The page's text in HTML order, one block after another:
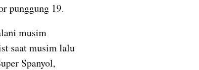
punggung 19.
musim
saat musim lalu
Spanyol,